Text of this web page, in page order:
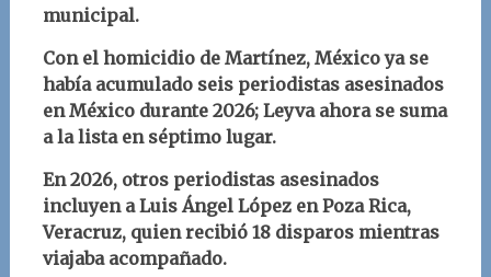
municipal.
Con el homicidio de Martínez, México ya se
había acumulado seis periodistas asesinados
en México durante 2026; Leyva ahora se suma
a la lista en séptimo lugar.
En 2026, otros periodistas asesinados
incluyen a Luis Ángel López en Poza Rica,
Veracruz, quien recibió 18 disparos mientras
viajaba acompañado.